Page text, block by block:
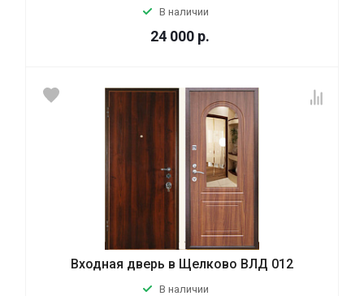
В наличии
24 000 р.
Входная дверь в Щелково ВЛД 012
В наличии